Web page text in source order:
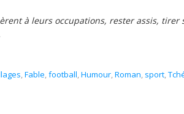
à leurs occupations, rester assis, tirer
,Fable,football,Humour,Roman, sport,